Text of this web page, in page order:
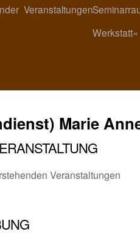
Veranstaltungen
Werkstatt«
Marie
Veranstaltungen